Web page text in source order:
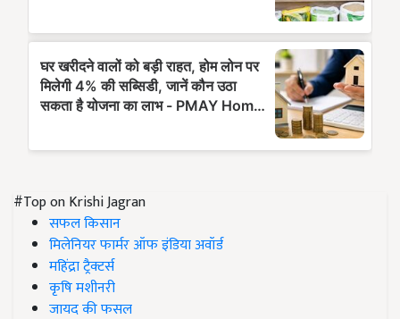
#Top on Krishi Jagran
सफल किसान
मिलेनियर फार्मर ऑफ इंडिया अवॉर्ड
महिंद्रा ट्रैक्टर्स
कृषि मशीनरी
जायद की फसल